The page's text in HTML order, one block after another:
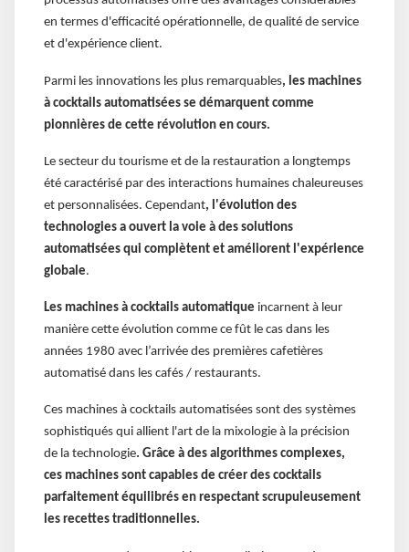
en termes d'efficacité opérationnelle, de qualité de service
et d'expérience client.
Parmi les innovations les plus remarquables, les machines
à cocktails automatisées se démarquent comme
pionnières de cette révolution en cours.
Le secteur du tourisme et de la restauration a longtemps
été caractérisé par des interactions humaines chaleureuses
et personnalisées. Cependant, l'évolution des
technologies a ouvert la voie à des solutions
automatisées qui complètent et améliorent l'expérience
globale.
Les machines à cocktails automatique incarnent à leur
manière cette évolution comme ce fût le cas dans les
années 1980 avec l’arrivée des premières cafetières
automatisé dans les cafés / restaurants.
Ces machines à cocktails automatisées sont des systèmes
sophistiqués qui allient l'art de la mixologie à la précision
de la technologie. Grâce à des algorithmes complexes,
ces machines sont capables de créer des cocktails
parfaitement équilibrés en respectant scrupuleusement
les recettes traditionnelles.